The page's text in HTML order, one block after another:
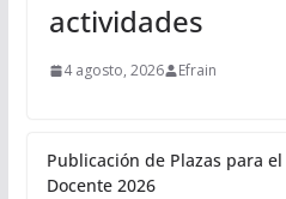
actividades
4 agosto, 2026 Efrain
Publicación de Plazas para
Docente 2026